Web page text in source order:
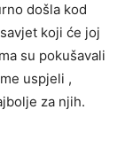
došla kod
koji će joj
su pokušavali
uspjeli ,
za njih.